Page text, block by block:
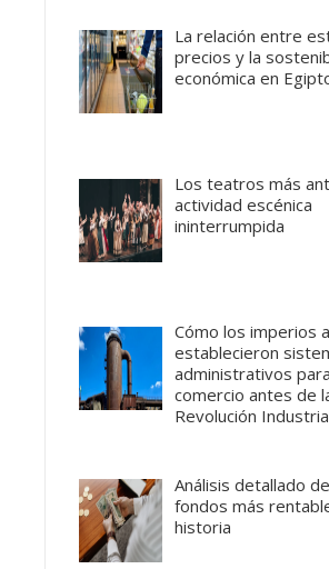
La relación entre
precios y la
económica en
Los teatros más
actividad escénica
ininterrumpida
Cómo los imperios
establecieron
administrativos
comercio antes de
Revolución
Análisis detallado
fondos más
historia